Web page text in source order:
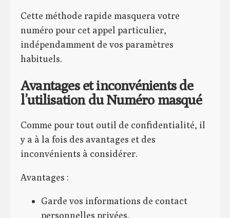
Cette méthode rapide masquera votre
numéro pour cet appel particulier,
indépendamment de vos paramètres
habituels.
Avantages et inconvénients de
l’utilisation du Numéro masqué
Comme pour tout outil de confidentialité, il
y a à la fois des avantages et des
inconvénients à considérer.
Avantages :
Garde vos informations de contact
personnelles privées.